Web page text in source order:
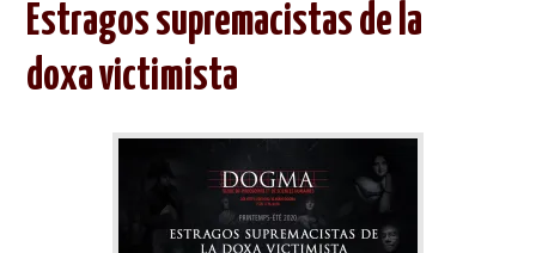
PHILOSOPHIE
Estragos supremacistas de la
doxa victimista